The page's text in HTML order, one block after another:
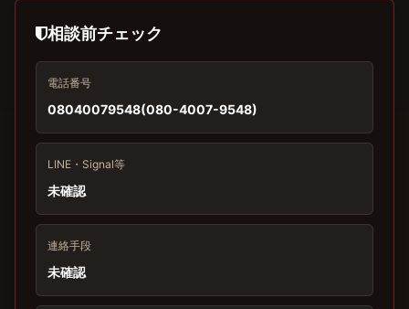
相談前チェック
電話番号
08040079548(080-4007-9548)
LINE・Signal等
未確認
連絡手段
未確認